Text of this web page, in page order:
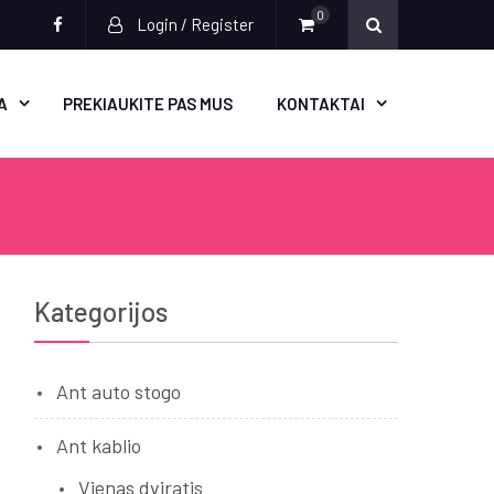
Login / Register 0
PREKIAUKITE PAS MUS KONTAKTAI
Kategorijos
Ant auto stogo
Ant kablio
Vienas dviratis